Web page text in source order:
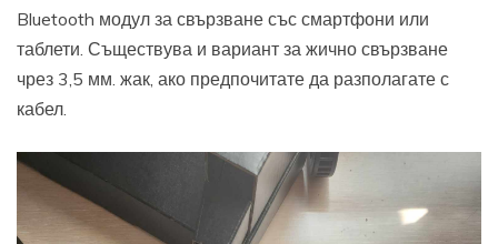
Bluetooth модул за свързване със смартфони или
таблети. Съществува и вариант за жично свързване
чрез 3,5 мм. жак, ако предпочитате да разполагате с
кабел.